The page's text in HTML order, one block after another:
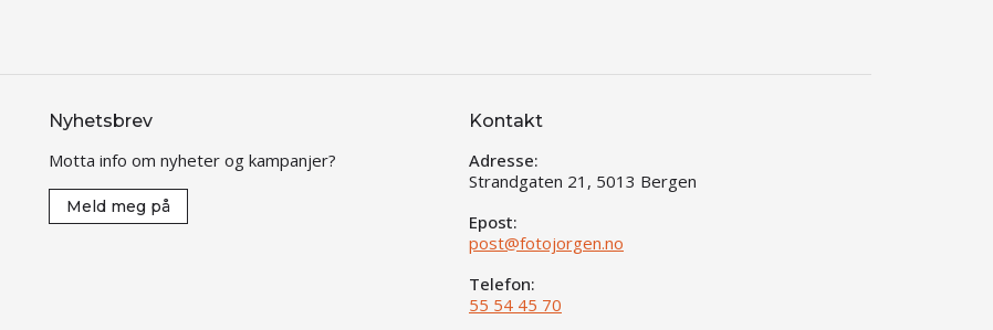
Nyhetsbrev
Motta info om nyheter og kampanjer?
Meld meg på
Kontakt
Adresse:
Strandgaten 21, 5013 Bergen
Epost:
post@fotojorgen.no
Telefon:
55 54 45 70